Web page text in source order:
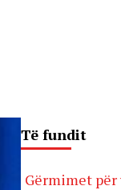
Të fundit
Gërmimet për